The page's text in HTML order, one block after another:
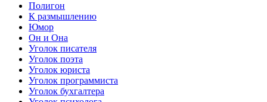
Полигон
К размышлению
Юмор
Он и Она
Уголок писателя
Уголок поэта
Уголок юриста
Уголок программиста
Уголок бухгалтера